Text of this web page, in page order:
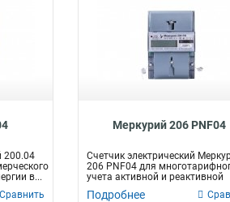
200.04
в...
Сравнить
Меркурий 206 PNF04
Счетчик электрический
206 PNF04 для
учета активной и реактивной
электри...
Подробнее